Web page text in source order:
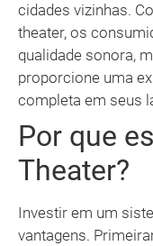
cidades vizinhas.
theater, os
qualidade sonora,
proporcione uma
completa em seus
Por que
Theater?
Investir em um
vantagens.